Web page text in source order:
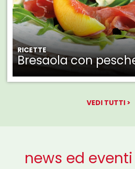
RICETTE
Bresaola con
VEDI TUTTI >
news ed